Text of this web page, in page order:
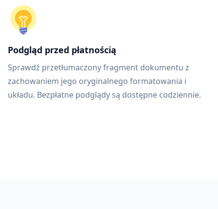
Podgląd przed płatnością
Sprawdź przetłumaczony fragment dokumentu z
zachowaniem jego oryginalnego formatowania i
układu. Bezpłatne podglądy są dostępne codziennie.